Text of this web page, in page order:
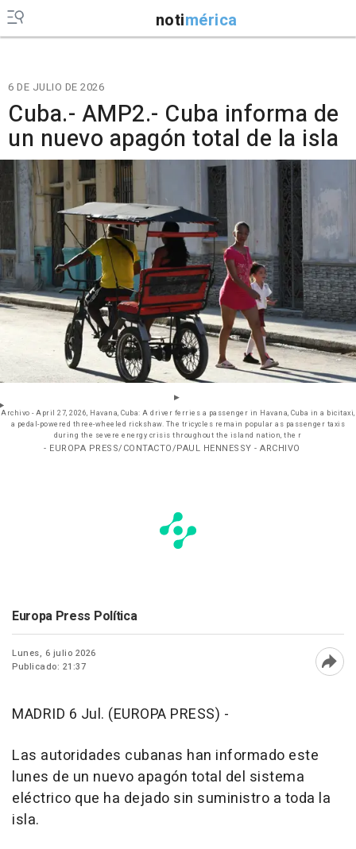
notimérica
6 DE JULIO DE 2026
Cuba.- AMP2.- Cuba informa de
un nuevo apagón total de la isla
Archivo - April 27, 2026, Havana, Cuba: A driver ferries a passenger in Havana, Cuba in a bicitaxi,
a pedal-powered three-wheeled rickshaw. The tricycles remain popular as passenger taxis
during the severe energy crisis throughout the island nation, the r
- EUROPA PRESS/CONTACTO/PAUL HENNESSY - ARCHIVO
Europa Press Política
Lunes, 6 julio 2026
Publicado: 21:37
MADRID 6 Jul. (EUROPA PRESS) -
Las autoridades cubanas han informado este
lunes de un nuevo apagón total del sistema
eléctrico que ha dejado sin suministro a toda la
isla.